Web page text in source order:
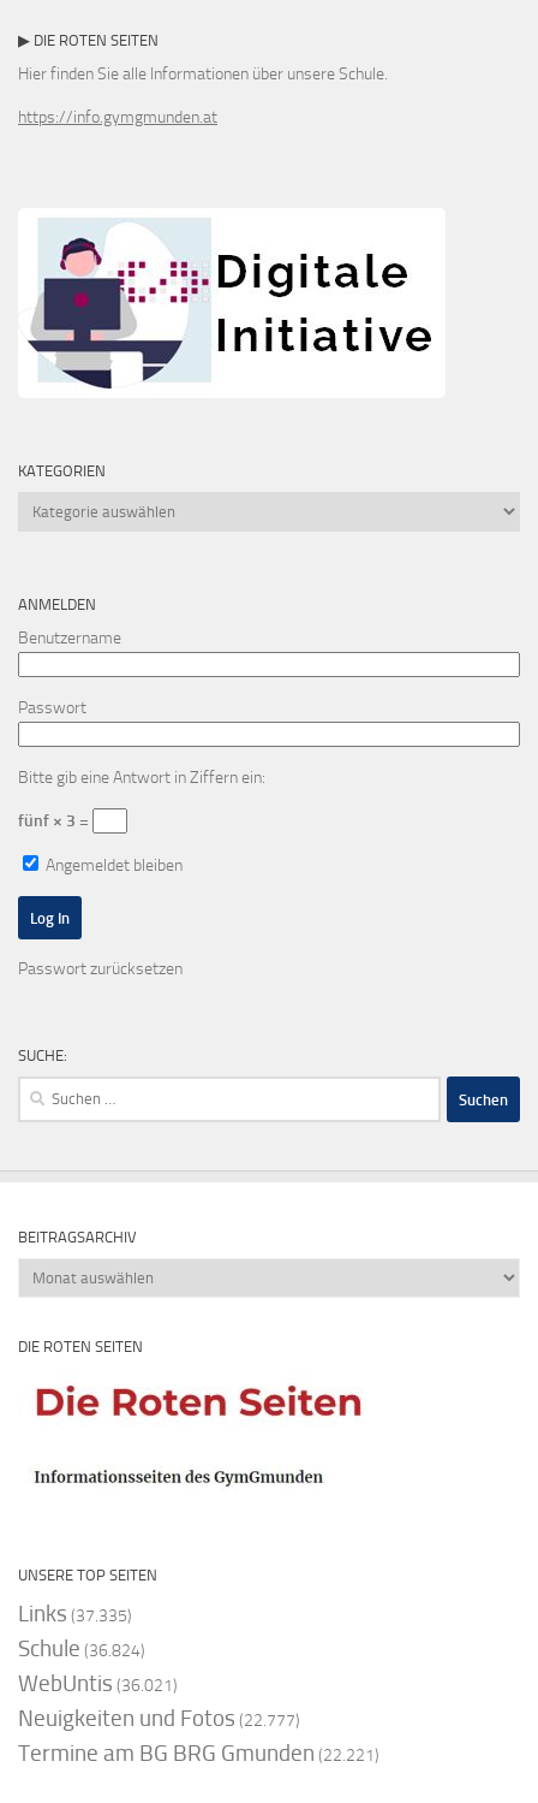
▶ DIE ROTEN SEITEN
Hier finden Sie alle Informationen über unsere Schule.
https://info.gymgmunden.at
KATEGORIEN
Kategorien
ANMELDEN
Benutzername
Passwort
Bitte gib eine Antwort in Ziffern ein:
fünf × 3 =
Angemeldet bleiben
Passwort zurücksetzen
SUCHE:
Suchen
BEITRAGSARCHIV
Beitragsarchiv
DIE ROTEN SEITEN
UNSERE TOP SEITEN
Links (37.335)
Schule (36.824)
WebUntis (36.021)
Neuigkeiten und Fotos (22.777)
Termine am BG BRG Gmunden (22.221)